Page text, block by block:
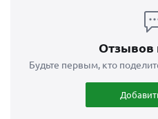
Отзывов
Будьте первым, кто